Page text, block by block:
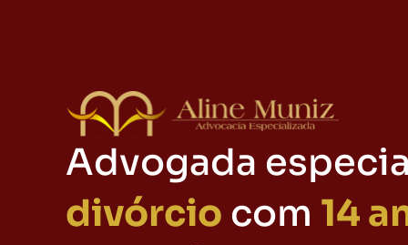
Advogada
divórcio com 14